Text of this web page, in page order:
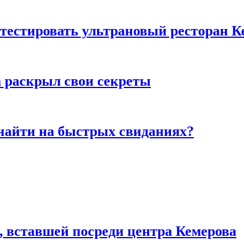
ультрановый ресторан
свои секреты
на быстрых свиданиях?
посреди центра Кемерова